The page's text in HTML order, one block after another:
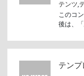
テンツ,
このコ
後は、
テン